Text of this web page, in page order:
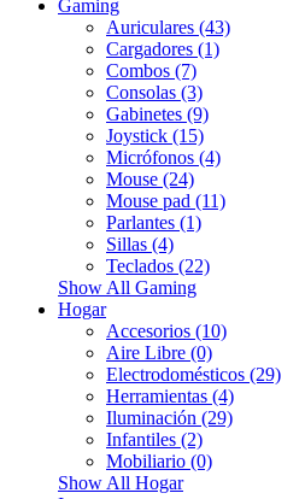
Gaming
Auriculares (43)
Cargadores (1)
Combos (7)
Consolas (3)
Gabinetes (9)
Joystick (15)
Micrófonos (4)
Mouse (24)
Mouse pad (11)
Parlantes (1)
Sillas (4)
Teclados (22)
Show All Gaming
Hogar
Accesorios (10)
Aire Libre (0)
Electrodomésticos (29)
Herramientas (4)
Iluminación (29)
Infantiles (2)
Mobiliario (0)
Show All Hogar